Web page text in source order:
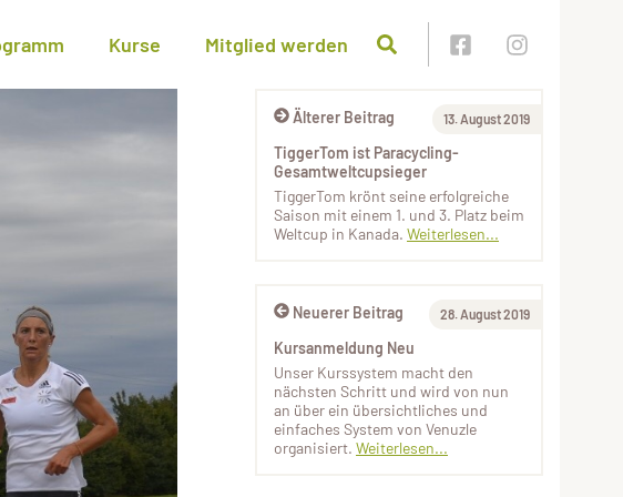
Kurse Mitglied werden
Älterer Beitrag 13. August 2019
TiggerTom ist Paracycling-
Gesamtweltcupsieger
TiggerTom krönt seine erfolgreiche
Saison mit einem 1. und 3. Platz beim
Weltcup in Kanada. Weiterlesen...
Neuerer Beitrag 28. August 2019
Kursanmeldung Neu
Unser Kurssystem macht den
nächsten Schritt und wird von nun
an über ein übersichtliches und
einfaches System von Venuzle
organisiert. Weiterlesen...